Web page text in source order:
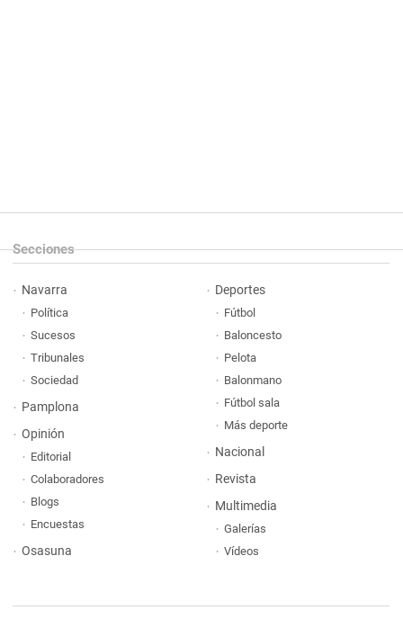
Secciones
Navarra
Política
Sucesos
Tribunales
Sociedad
Pamplona
Opinión
Editorial
Colaboradores
Blogs
Encuestas
Osasuna
Deportes
Fútbol
Baloncesto
Pelota
Balonmano
Fútbol sala
Más deporte
Nacional
Revista
Multimedia
Galerías
Vídeos